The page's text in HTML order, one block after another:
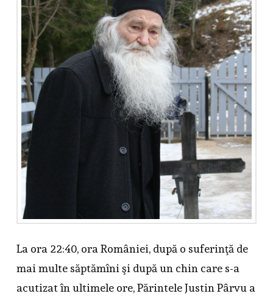
La ora 22:40, ora României, după o suferinţă de
mai multe săptămîni şi după un chin care s-a
acutizat în ultimele ore, Părintele Justin Pârvu a